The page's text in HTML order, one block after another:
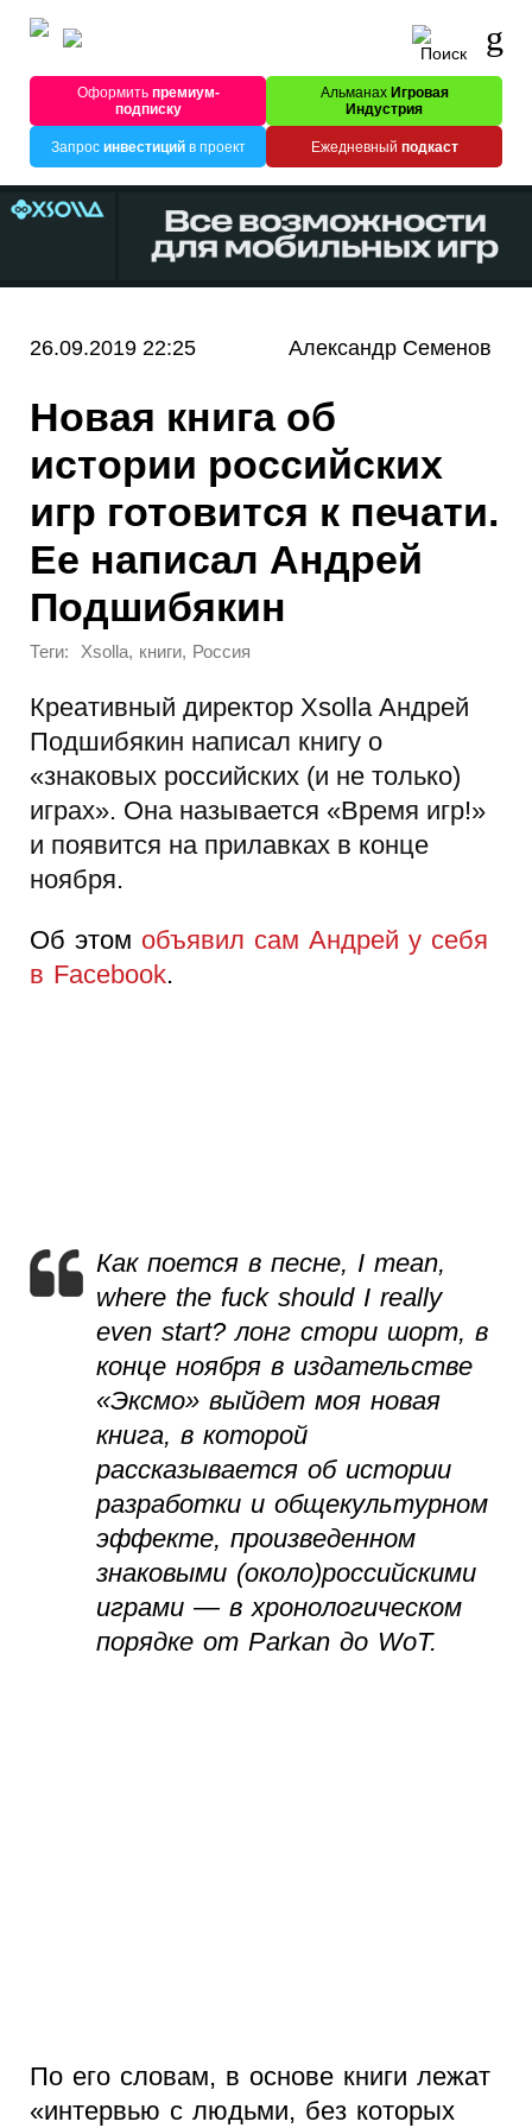
Оформитьпремиум-
подписку
Альманах Игровая
Индустрия
Запрос инвестицийв проект Ежедневный подкаст
26.09.2019 22:25 Александр Семенов
Новая книга об
истории российских
игр готовится к печати.
Ее написал Андрей
Подшибякин
Теги: Xsolla, книги, Россия
Креативный директор Xsolla Андрей
Подшибякин написал книгу о
«знаковых российских (и не только)
играх». Она называется «Время игр!»
и появится на прилавках в конце
ноября.
Об этом объявил сам Андрей у себя
в Facebook.
Как поется в песне, I mean,
where the fuck should I really
even start? лонг стори шорт, в
конце ноября в издательстве
«Эксмо» выйдет моя новая
книга, в которой
рассказывается об истории
разработки и общекультурном
эффекте, произведенном
знаковыми (около)российскими
играми — в хронологическом
порядке от Parkan до WoT.
По его словам, в основе книги лежат
«интервью с людьми, без которых